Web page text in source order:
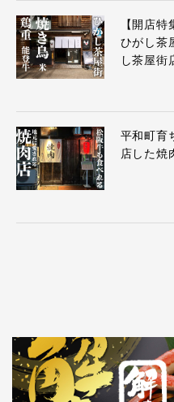
【開店
ひがし茶
し茶屋街
平和町育
店した焼